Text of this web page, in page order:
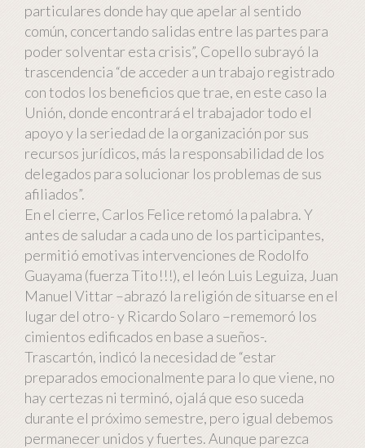
particulares donde hay que apelar al sentido
común, concertando salidas entre las partes para
poder solventar esta crisis”, Copello subrayó la
trascendencia “de acceder a un trabajo registrado
con todos los beneficios que trae, en este caso la
Unión, donde encontrará el trabajador todo el
apoyo y la seriedad de la organización por sus
recursos jurídicos, más la responsabilidad de los
delegados para solucionar los problemas de sus
afiliados”.
En el cierre, Carlos Felice retomó la palabra. Y
antes de saludar a cada uno de los participantes,
permitió emotivas intervenciones de Rodolfo
Guayama (fuerza Tito!!!), el león Luis Leguiza, Juan
Manuel Vittar –abrazó la religión de situarse en el
lugar del otro- y Ricardo Solaro –rememoró los
cimientos edificados en base a sueños-.
Trascartón, indicó la necesidad de “estar
preparados emocionalmente para lo que viene, no
hay certezas ni terminó, ojalá que eso suceda
durante el próximo semestre, pero igual debemos
permanecer unidos y fuertes. Aunque parezca